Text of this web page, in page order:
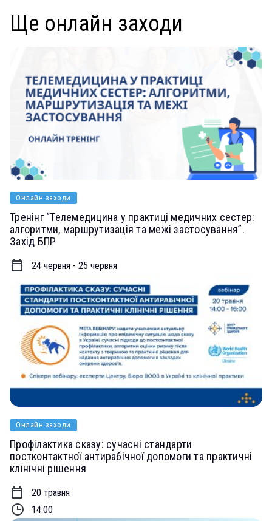
Ще онлайн заходи
Онлайн заходи
Тренінг “Телемедицина у практиці медичних сестер:
алгоритми, маршрутизація та межі застосування”.
Захід БПР
24 червня - 25 червня
Онлайн заходи
Профілактика сказу: сучасні стандарти
постконтактної антирабічної допомоги та практичні
клінічні рішення
20 травня
14:00